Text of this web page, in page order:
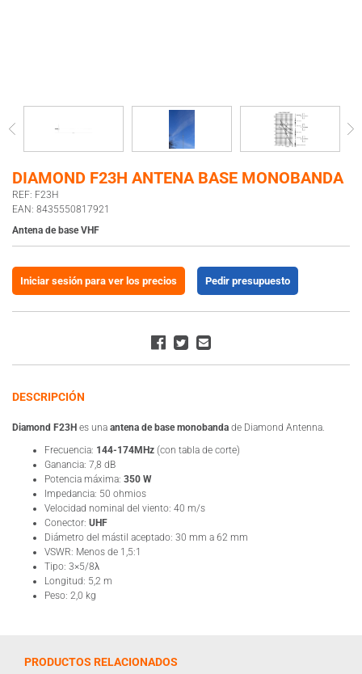
DIAMOND F23H ANTENA BASE MONOBANDA
REF: F23H
EAN: 8435550817921
Antena de base VHF
Iniciar sesión para ver los precios Pedir presupuesto
DESCRIPCIÓN
Diamond F23H es una antena de base monobanda de Diamond Antenna.
Frecuencia: 144-174MHz (con tabla de corte)
Ganancia: 7,8 dB
Potencia máxima: 350 W
Impedancia: 50 ohmios
Velocidad nominal del viento: 40 m/s
Conector: UHF
Diámetro del mástil aceptado: 30 mm a 62 mm
VSWR: Menos de 1,5:1
Tipo: 3×5/8λ
Longitud: 5,2 m
Peso: 2,0 kg
PRODUCTOS RELACIONADOS